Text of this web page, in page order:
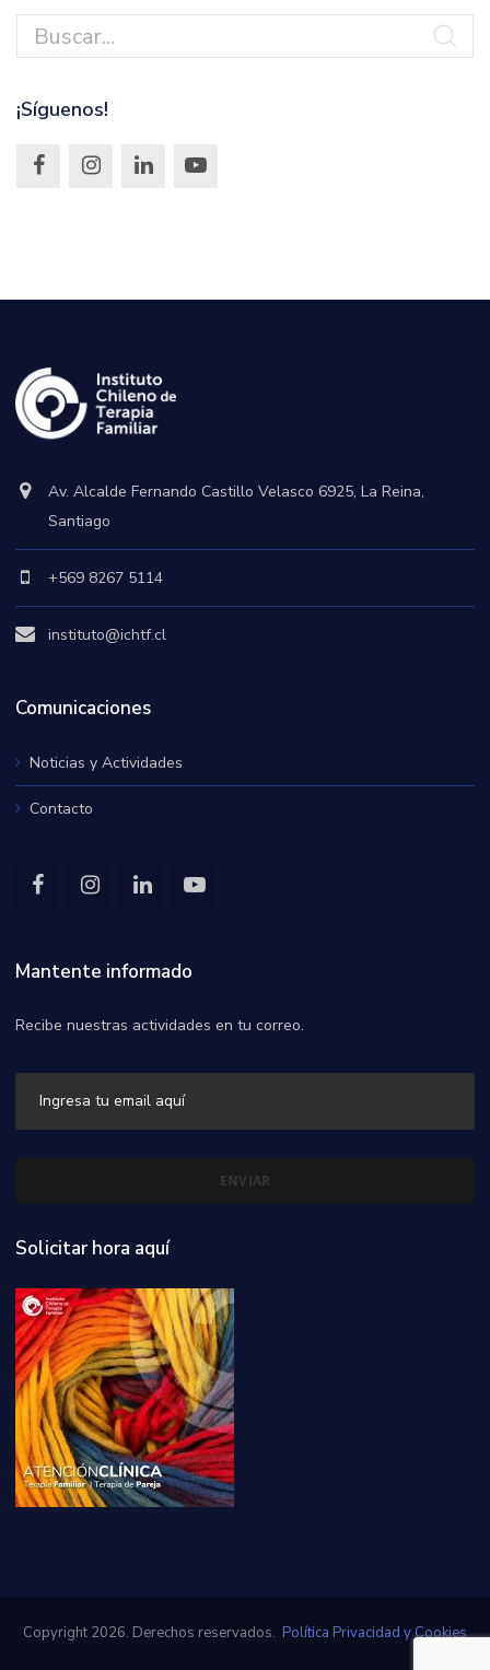
¡Síguenos!
Av. Alcalde Fernando Castillo Velasco 6925, La Reina,
Santiago
+569 8267 5114
instituto@ichtf.cl
Comunicaciones
Noticias y Actividades
Contacto
Mantente informado
Recibe nuestras actividades en tu correo.
Solicitar hora aquí
Copyright 2026. Derechos reservados. Política Privacidad y Cookies